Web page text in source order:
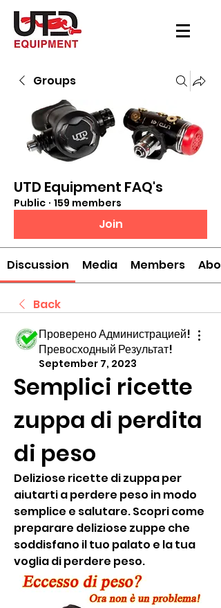
Groups
UTD Equipment FAQ's
Public · 159 members
Join
Discussion Media Members
Back
Проверено Администрацией!
Превосходный Результат!
September 7, 2023
Semplici ricette
zuppa di perdita
di peso
Deliziose ricette di zuppa per
aiutarti a perdere peso in modo
semplice e salutare. Scopri come
preparare deliziose zuppe che
soddisfano il tuo palato e la tua
voglia di perdere peso.